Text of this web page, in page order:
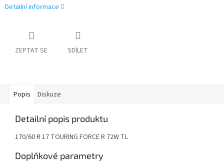
Detailní informace
ZEPTAT SE SDÍLET
Popis Diskuze
Detailní popis produktu
170/60 R 17 TOURING FORCE R 72W TL
Doplňkové parametry